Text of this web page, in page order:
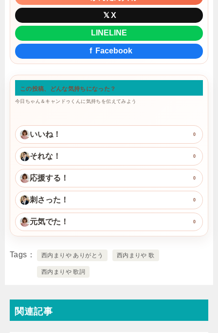
𝕏 X
LINE LINE
f Facebook
この投稿、どんな気持ちになった？
今日ちゃん＆キャンドゥくんに気持ちを伝えてみよう
いいね！ 0
それな！ 0
応援する！ 0
刺さった！ 0
元気でた！ 0
Tags 西内まりや ありがとう 西内まりや 歌
西内まりや 歌詞
関連記事